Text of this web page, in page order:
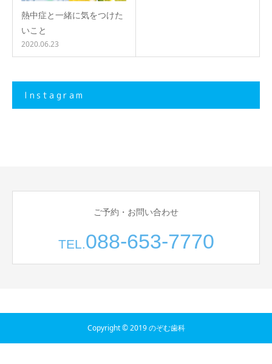
熱中症と一緒に気をつけた
いこと
2020.06.23
Instagram
ご予約・お問い合わせ
TEL.088-653-7770
Copyright © 2019 のぞむ歯科